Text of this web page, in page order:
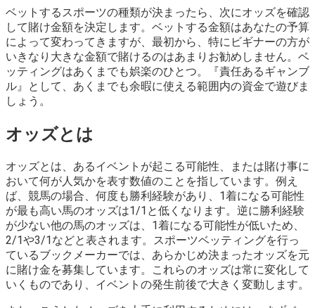
ベットするスポーツの種類が決まったら、次にオッズを確認
して賭け金額を決定します。ベットする金額はあなたの予算
によって変わってきますが、最初から、特にビギナーの方が
いきなり大きな金額で賭けるのはあまりお勧めしません。ベ
ッティングはあくまでも娯楽のひとつ。『責任あるギャンブ
ル』として、あくまでも余暇に使える範囲内の資金で遊びま
しょう。
オッズとは
オッズとは、あるイベントが起こる可能性、または賭け事に
おいて何が人気かを表す数値のことを指しています。例え
ば、競馬の場合、何度も勝利経験があり、1着になる可能性
が最も高い馬のオッズは1/1と低くなります。逆に勝利経験
が少ない他の馬のオッズは、1着になる可能性が低いため、
2/1や3/1などと表されます。スポーツベッティングを行っ
ているブックメーカーでは、あらかじめ決まったオッズを元
に賭け金を募集しています。これらのオッズは常に変化して
いくものであり、イベントの発生前後で大きく変動します。